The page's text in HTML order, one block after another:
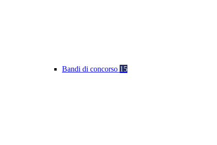
Bandi di concorso 15